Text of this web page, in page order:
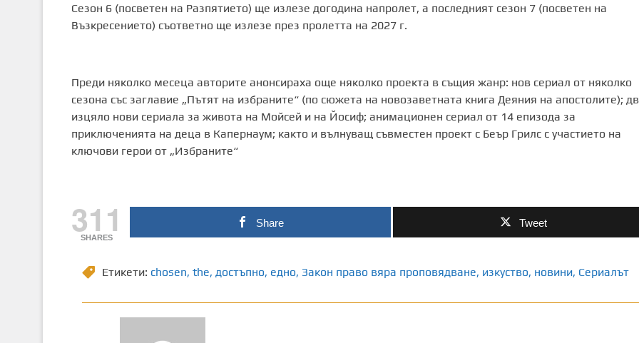
Сезон 6 (посветен на Разпятието) ще излезе догодина напролет, а последният сезон 7 (посветен на
Възкресението) съответно ще излезе през пролетта на 2027 г.
Преди няколко месеца авторите анонсираха още няколко проекта в същия жанр: нов сериал от няколко
сезона със заглавие „Пътят на избраните“ (по сюжета на новозаветната книга Деяния на апостолите);
изцяло нови сериала за живота на Мойсей и на Йосиф; анимационен сериал от 14 епизода за
приключенията на деца в Капернаум; както и вълнуващ съвместен проект с Беър Грилс с участието на
ключови герои от „Избраните“
311
SHARES
Share Tweet
Етикети: chosen, the, достъпно, едно, Закон право вяра проповядване, изкуство, новини, Сериалът